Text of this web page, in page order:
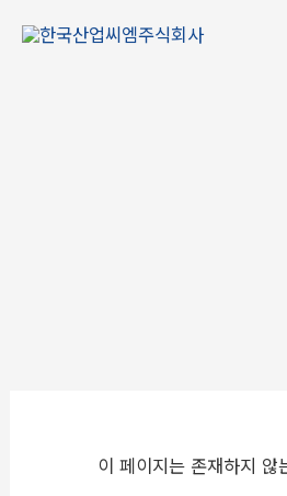
이 페이지는 존재하지 않